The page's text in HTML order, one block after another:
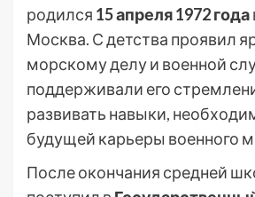
родился 15 апреля 1972 года
Москва. С детства проявил
морскому делу и военной
поддерживали его
развивать навыки,
будущей карьеры военного
После окончания средней